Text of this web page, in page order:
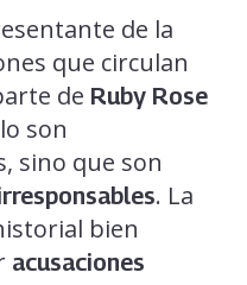
de la
que circulan
de Ruby Rose
son
sino que son
. La
bien
acusaciones